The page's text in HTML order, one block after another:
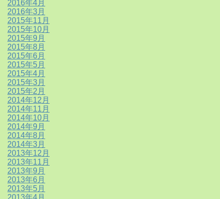
2016年4月
2016年3月
2015年11月
2015年10月
2015年9月
2015年8月
2015年6月
2015年5月
2015年4月
2015年3月
2015年2月
2014年12月
2014年11月
2014年10月
2014年9月
2014年8月
2014年3月
2013年12月
2013年11月
2013年9月
2013年6月
2013年5月
2013年4月